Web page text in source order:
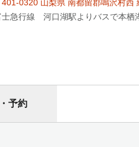
401-0320 山梨県 南都留郡鳴沢村西
士急行線 河口湖駅よりバスで本
予約